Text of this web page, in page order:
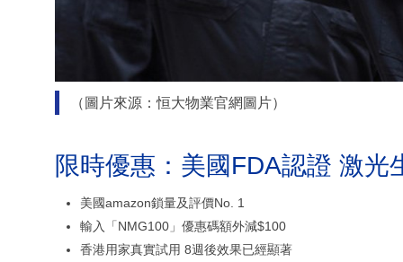
（圖片來源：恒大物業官網圖片）
限時優惠：美國FDA認證 激光
美國amazon鎖量及評價No. 1
輸入「NMG100」優惠碼額外減$100
香港用家真實試用 8週後效果已經顯著